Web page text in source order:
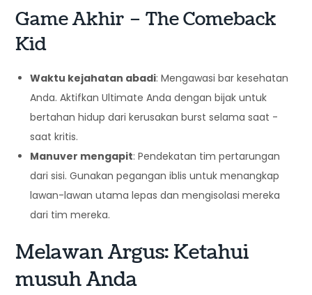
Game Akhir – The Comeback
Kid
Waktu kejahatan abadi: Mengawasi bar kesehatan
Anda. Aktifkan Ultimate Anda dengan bijak untuk
bertahan hidup dari kerusakan burst selama saat -
saat kritis.
Manuver mengapit: Pendekatan tim pertarungan
dari sisi. Gunakan pegangan iblis untuk menangkap
lawan-lawan utama lepas dan mengisolasi mereka
dari tim mereka.
Melawan Argus: Ketahui
musuh Anda